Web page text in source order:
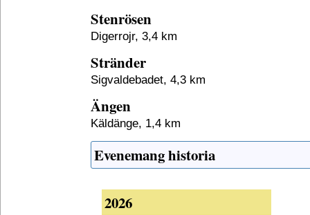
Stenrösen
Digerrojr, 3,4 km
Stränder
Sigvaldebadet, 4,3 km
Ängen
Käldänge, 1,4 km
Evenemang historia
2026